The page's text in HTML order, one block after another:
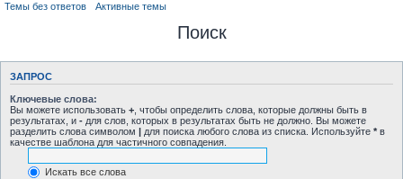
Темы без ответов
Активные темы
Поиск
ЗАПРОС
Ключевые слова:
Вы можете использовать + , чтобы определить слова, которые должны быть в
результатах, и - для слов, которых в результатах быть не должно. Вы можете
разделить слова символом | для поиска любого слова из списка. Используйте * в
качестве шаблона для частичного совпадения.
Искать все слова